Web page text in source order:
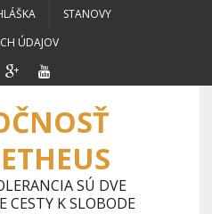
STANOVY
ÚDAJOV
SÚ DVE
CESTY K SLOBODE